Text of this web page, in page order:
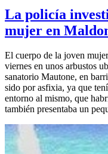
La policía
mujer en
El cuerpo de la joven
viernes en unos arbustos
sanatorio Mautone, en
sido por asfixia, ya que
entorno al mismo, que
también presentaba un